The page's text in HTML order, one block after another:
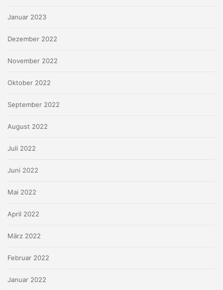
Januar 2023
Dezember 2022
November 2022
Oktober 2022
September 2022
August 2022
Juli 2022
Juni 2022
Mai 2022
April 2022
März 2022
Februar 2022
Januar 2022